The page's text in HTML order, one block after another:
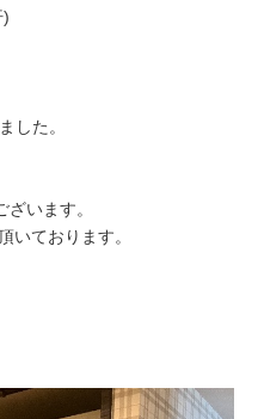
)
した。
います。
いております。